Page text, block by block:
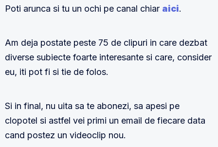
Poti arunca si tu un ochi pe canal chiar aici.
Am deja postate peste 75 de clipuri in care dezbat
diverse subiecte foarte interesante si care, consider
eu, iti pot fi si tie de folos.
Si in final, nu uita sa te abonezi, sa apesi pe
clopotel si astfel vei primi un email de fiecare data
cand postez un videoclip nou.